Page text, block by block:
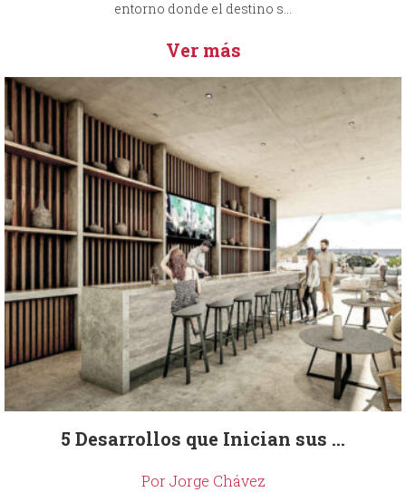
entorno donde el destino s...
Ver más
5 Desarrollos que Inician sus ...
Por Jorge Chávez